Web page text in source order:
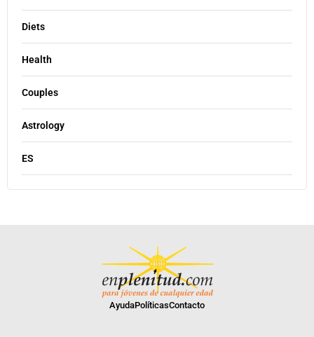
Diets
Health
Couples
Astrology
ES
AyudaPolíticasContacto